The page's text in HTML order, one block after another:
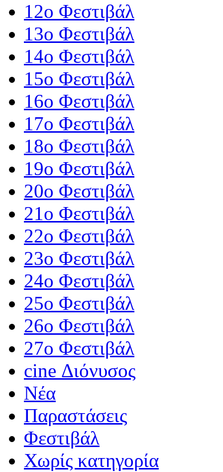
12o Φεστιβάλ
13ο Φεστιβάλ
14ο Φεστιβάλ
15ο Φεστιβάλ
16ο Φεστιβάλ
17ο Φεστιβάλ
18ο Φεστιβάλ
19ο Φεστιβάλ
20ο Φεστιβάλ
21ο Φεστιβάλ
22ο Φεστιβάλ
23ο Φεστιβάλ
24ο Φεστιβάλ
25ο Φεστιβάλ
26ο Φεστιβάλ
27ο Φεστιβάλ
cine Διόνυσος
Νέα
Παραστάσεις
Φεστιβάλ
Χωρίς κατηγορία